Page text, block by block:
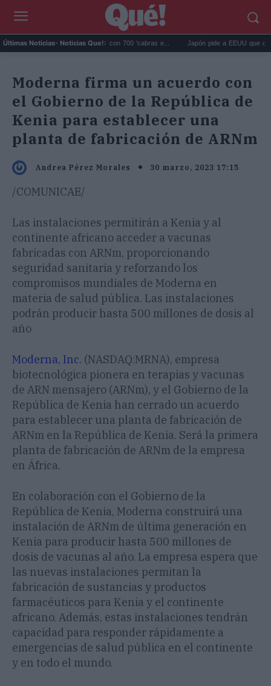
Últimas Noticias- Noticias Que!:
eliminó 140.000 cabras con 700 'cabras e... Japón pide a EEUU que deje de usar
Moderna firma un acuerdo con
el Gobierno de la República de
Kenia para establecer una
planta de fabricación de ARNm
Andrea Pérez Morales 30 marzo, 2023 17:15
/COMUNICAE/
Las instalaciones permitirán a Kenia y al
continente africano acceder a vacunas
fabricadas con ARNm, proporcionando
seguridad sanitaria y reforzando los
compromisos mundiales de Moderna en
materia de salud pública. Las instalaciones
podrán producir hasta 500 millones de dosis al
año
Moderna, Inc. (NASDAQ:MRNA), empresa
biotecnológica pionera en terapias y vacunas
de ARN mensajero (ARNm), y el Gobierno de la
República de Kenia han cerrado un acuerdo
para establecer una planta de fabricación de
ARNm en la República de Kenia. Será la primera
planta de fabricación de ARNm de la empresa
en África.
En colaboración con el Gobierno de la
República de Kenia, Moderna construirá una
instalación de ARNm de última generación en
Kenia para producir hasta 500 millones de
dosis de vacunas al año. La empresa espera que
las nuevas instalaciones permitan la
fabricación de sustancias y productos
farmacéuticos para Kenia y el continente
africano. Además, estas instalaciones tendrán
capacidad para responder rápidamente a
emergencias de salud pública en el continente
y en todo el mundo.